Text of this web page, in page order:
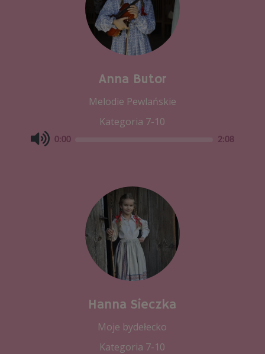
Anna Butor
Melodie Pewlańskie
Kategoria 7-10
0:00 2:08
Hanna Sieczka
Moje bydełecko
Kategoria 7-10